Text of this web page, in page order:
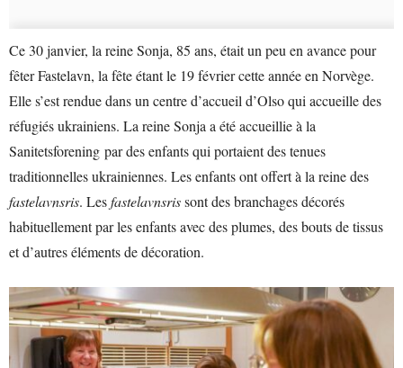
Ce 30 janvier, la reine Sonja, 85 ans, était un peu en avance pour
fêter Fastelavn, la fête étant le 19 février cette année en Norvège.
Elle s’est rendue dans un centre d’accueil d’Olso qui accueille des
réfugiés ukrainiens. La reine Sonja a été accueillie à la
Sanitetsforening par des enfants qui portaient des tenues
traditionnelles ukrainiennes. Les enfants ont offert à la reine des
fastelavnsris. Lesfastelavnsrissont des branchages décorés
habituellement par les enfants avec des plumes, des bouts de tissus
et d’autres éléments de décoration.